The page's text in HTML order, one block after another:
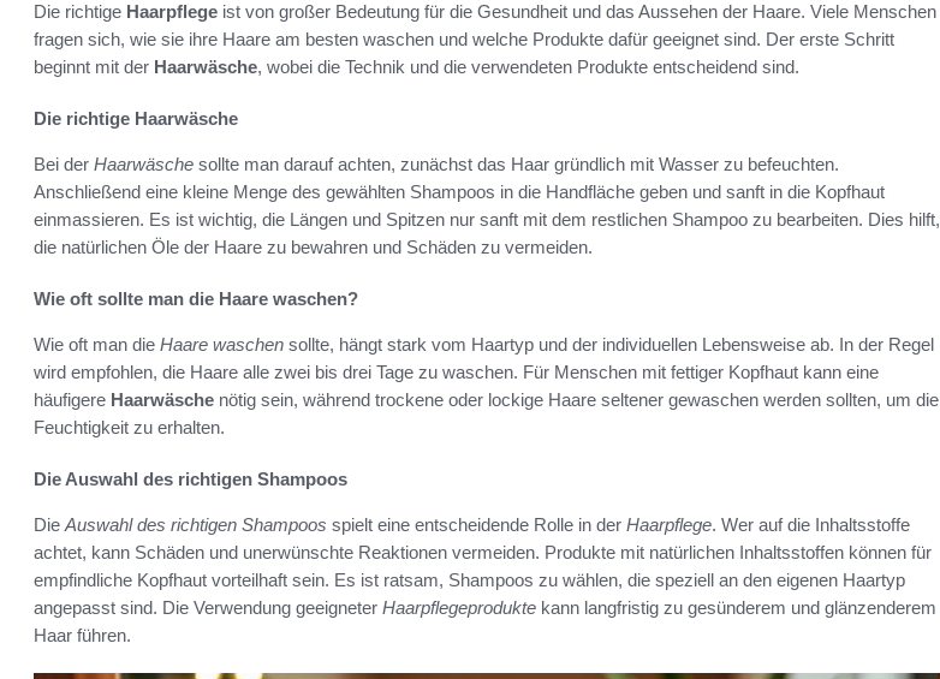
Die richtige Haarpflege ist von großer Bedeutung für die Gesundheit und das Aussehen der Haare. Viele Menschen
fragen sich, wie sie ihre Haare am besten waschen und welche Produkte dafür geeignet sind. Der erste Schritt
beginnt mit der Haarwäsche, wobei die Technik und die verwendeten Produkte entscheidend sind.
Die richtige Haarwäsche
Bei der Haarwäsche sollte man darauf achten, zunächst das Haar gründlich mit Wasser zu befeuchten.
Anschließend eine kleine Menge des gewählten Shampoos in die Handfläche geben und sanft in die Kopfhaut
einmassieren. Es ist wichtig, die Längen und Spitzen nur sanft mit dem restlichen Shampoo zu bearbeiten. Dies hilft,
die natürlichen Öle der Haare zu bewahren und Schäden zu vermeiden.
Wie oft sollte man die Haare waschen?
Wie oft man die Haare waschen sollte, hängt stark vom Haartyp und der individuellen Lebensweise ab. In der Regel
wird empfohlen, die Haare alle zwei bis drei Tage zu waschen. Für Menschen mit fettiger Kopfhaut kann eine
häufigere Haarwäsche nötig sein, während trockene oder lockige Haare seltener gewaschen werden sollten, um die
Feuchtigkeit zu erhalten.
Die Auswahl des richtigen Shampoos
Die Auswahl des richtigen Shampoos spielt eine entscheidende Rolle in der Haarpflege. Wer auf die Inhaltsstoffe
achtet, kann Schäden und unerwünschte Reaktionen vermeiden. Produkte mit natürlichen Inhaltsstoffen können für
empfindliche Kopfhaut vorteilhaft sein. Es ist ratsam, Shampoos zu wählen, die speziell an den eigenen Haartyp
angepasst sind. Die Verwendung geeigneter Haarpflegeprodukte kann langfristig zu gesünderem und glänzenderem
Haar führen.